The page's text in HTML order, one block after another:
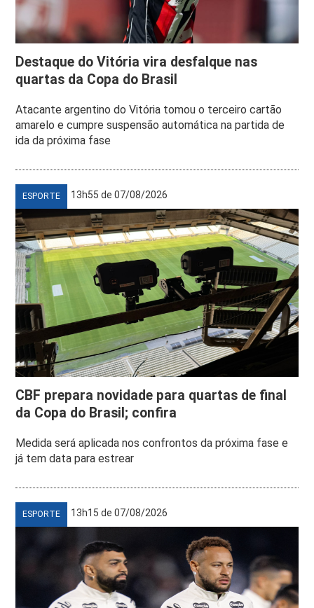
Destaque do Vitória vira desfalque nas
quartas da Copa do Brasil
Atacante argentino do Vitória tomou o terceiro cartão
amarelo e cumpre suspensão automática na partida de
ida da próxima fase
ESPORTE 13h55 de 07/08/2026
CBF prepara novidade para quartas de final
da Copa do Brasil; confira
Medida será aplicada nos confrontos da próxima fase e
já tem data para estrear
ESPORTE 13h15 de 07/08/2026